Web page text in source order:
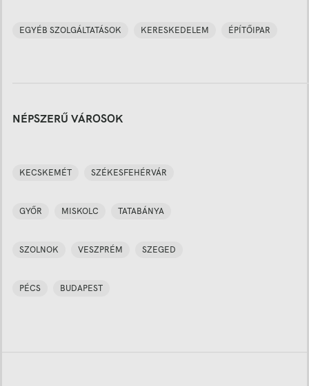
EGYÉB SZOLGÁLTATÁSOK KERESKEDELEM ÉPÍTŐIPAR
NÉPSZERŰ VÁROSOK
KECSKEMÉT SZÉKESFEHÉRVÁR
GYŐR MISKOLC TATABÁNYA
SZOLNOK VESZPRÉM SZEGED
PÉCS BUDAPEST